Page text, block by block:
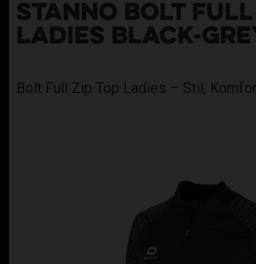
STANNO BOLT
LADIES BLACK-
Bolt Full Zip Top Ladies – Stil,